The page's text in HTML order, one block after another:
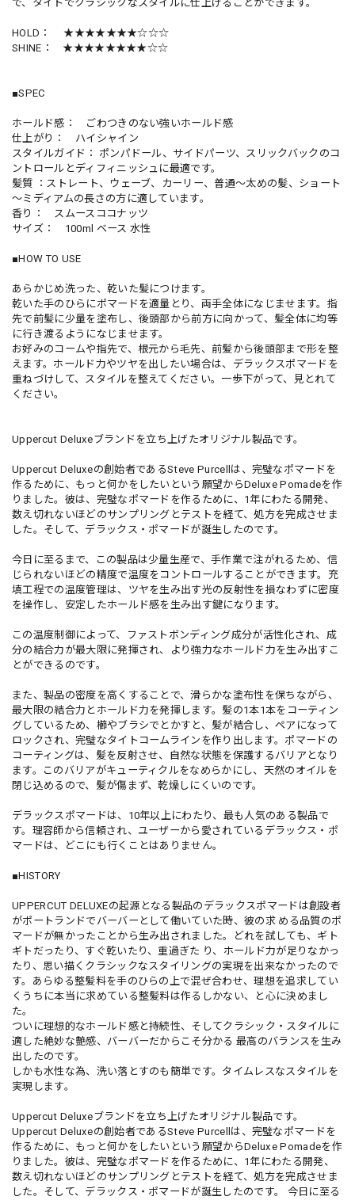
で、タイトでクラシックなスタイルに仕上げることができます。
HOLD： ★★★★★★★☆☆☆
SHINE： ★★★★★★★★☆☆
■SPEC
ホールド感： ごわつきのない強いホールド感
仕上がり： ハイシャイン
スタイルガイド： ポンパドール、サイドパーツ、スリックバックのコ
ントロールとディフィニッシュに最適です。
髪質 ：ストレート、ウェーブ、カーリー、普通～太めの髪、ショート
～ミディアムの長さの方に適しています。
香り： スムースココナッツ
サイズ： 100ml ベース 水性
■HOW TO USE
あらかじめ洗った、乾いた髪につけます。
乾いた手のひらにポマードを適量とり、両手全体になじませます。指
先で前髪に少量を塗布し、後頭部から前方に向かって、髪全体に均等
に行き渡るようになじませます。
お好みのコームや指先で、根元から毛先、前髪から後頭部まで形を整
えます。ホールド力やツヤを出したい場合は、デラックスポマードを
重ねづけして、スタイルを整えてください。一歩下がって、見とれて
ください。
Uppercut Deluxeブランドを立ち上げたオリジナル製品です。
Uppercut Deluxeの創始者であるSteve Purcellは、完璧なポマードを
作るために、もっと何かをしたいという願望からDeluxe Pomadeを作
りました。彼は、完璧なポマードを作るために、1年にわたる開発、
数え切れないほどのサンプリングとテストを経て、処方を完成させま
した。そして、デラックス・ポマードが誕生したのです。
今日に至るまで、この製品は少量生産で、手作業で注がれるため、信
じられないほどの精度で温度をコントロールすることができます。充
填工程での温度管理は、ツヤを生み出す光の反射性を損なわずに密度
を操作し、安定したホールド感を生み出す鍵になります。
この温度制御によって、ファストボンディング成分が活性化され、成
分の結合力が最大限に発揮され、より強力なホールド力を生み出すこ
とができるのです。
また、製品の密度を高くすることで、滑らかな塗布性を保ちながら、
最大限の結合力とホールド力を発揮します。髪の1本1本をコーティン
グしているため、櫛やブラシでとかすと、髪が結合し、ペアになって
ロックされ、完璧なタイトコームラインを作り出します。ポマードの
コーティングは、髪を反射させ、自然な状態を保護するバリアとなり
ます。このバリアがキューティクルをなめらかにし、天然のオイルを
閉じ込めるので、髪が傷まず、乾燥しにくいのです。
デラックスポマードは、10年以上にわたり、最も人気のある製品で
す。理容師から信頼され、ユーザーから愛されているデラックス・ポ
マードは、どこにも行くことはありません。
■HISTORY
UPPERCUT DELUXEの起源となる製品のデラックスポマードは創設者
がポートランドでバーバーとして働いていた時、彼の求 める品質のポ
マードが無かったことから生み出されました。どれを試しても、ギト
ギトだったり、すぐ乾いたり、重過ぎた り、ホールド力が足りなかっ
たり、思い描くクラシックなスタイリングの実現を出来なかったので
す。あらゆる整髪料を手のひらの上で混ぜ合わせ、理想を追求してい
くうちに本当に求めている整髪料は作るしかない、と心に決めまし
た。
ついに理想的なホールド感と持続性、そしてクラシック・スタイルに
適した絶妙な艶感、バーバーだからこそ分かる 最高のバランスを生み
出したのです。
しかも水性な為、洗い落とすのも簡単です。タイムレスなスタイルを
実現します。
Uppercut Deluxeブランドを立ち上げたオリジナル製品です。
Uppercut Deluxeの創始者であるSteve Purcellは、完璧なポマードを
作るために、もっと何かをしたいという願望からDeluxe Pomadeを作
りました。彼は、完璧なポマードを作るために、1年にわたる開発、
数え切れないほどのサンプリングとテストを経て、処方を完成させま
した。そして、デラックス・ポマードが誕生したのです。 今日に至る